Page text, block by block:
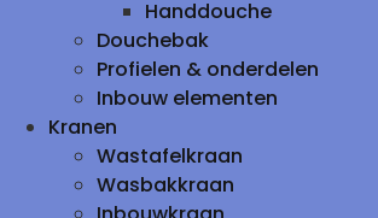
Handdouche
Douchebak
Profielen & onderdelen
Inbouw elementen
Kranen
Wastafelkraan
Wasbakkraan